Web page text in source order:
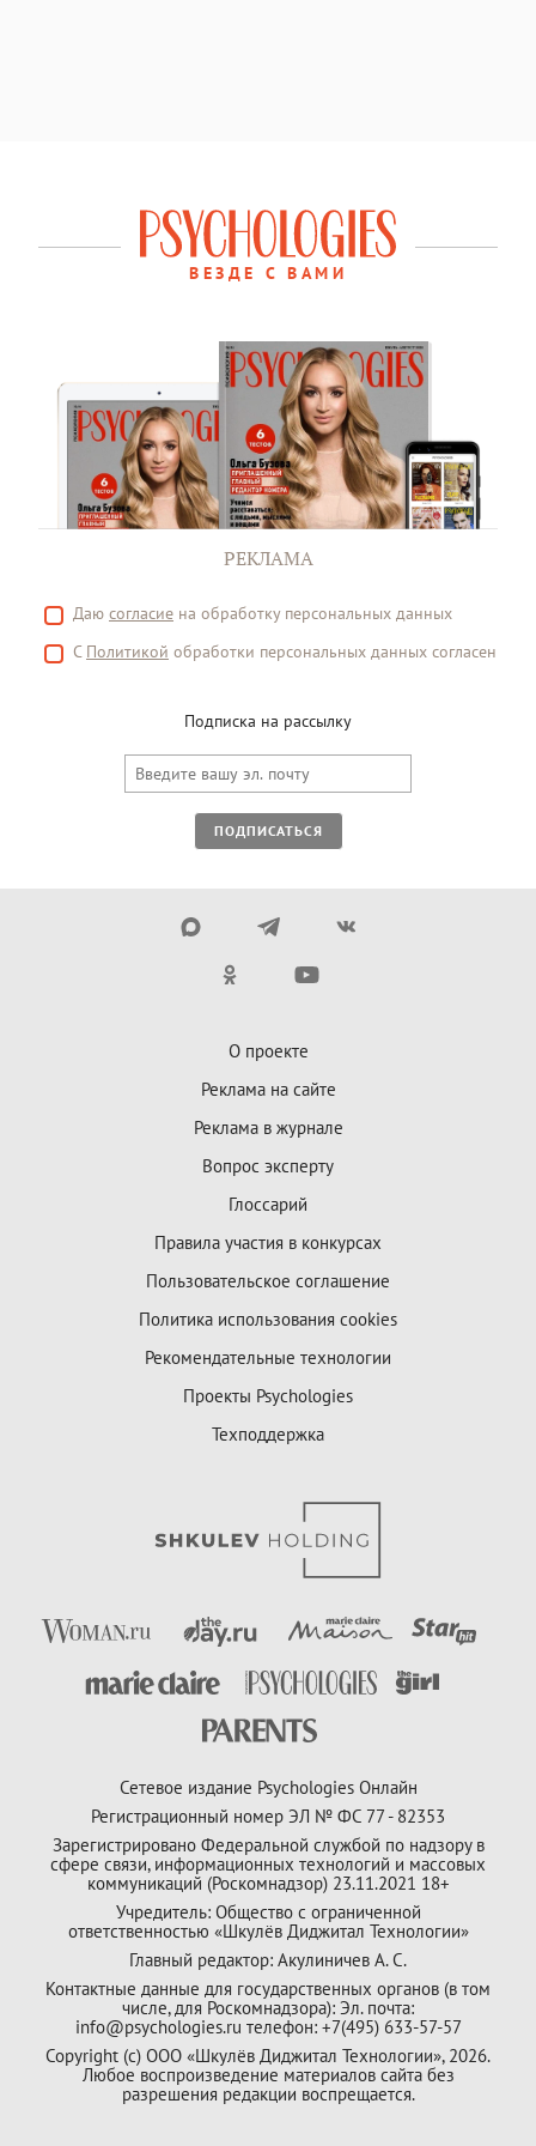
ВЕЗДЕ С ВАМИ
РЕКЛАМА
Даю согласие на обработку персональных данных
С Политикой обработки персональных данных согласен
Подписка на рассылку
ПОДПИСАТЬСЯ
О проекте
Реклама на сайте
Реклама в журнале
Вопрос эксперту
Глоссарий
Правила участия в конкурсах
Пользовательское соглашение
Политика использования cookies
Рекомендательные технологии
Проекты Psychologies
Техподдержка
Сетевое издание Psychologies Онлайн
Регистрационный номер ЭЛ № ФС 77 - 82353
Зарегистрировано Федеральной службой по надзору в
сфере связи, информационных технологий и массовых
коммуникаций (Роскомнадзор) 23.11.2021 18+
Учредитель: Общество с ограниченной
ответственностью «Шкулёв Диджитал Технологии»
Главный редактор: Акулиничев А. С.
Контактные данные для государственных органов (в том
числе, для Роскомнадзора): Эл. почта:
info@psychologies.ru телефон: +7(495) 633-57-57
Copyright (с) ООО «Шкулёв Диджитал Технологии», 2026.
Любое воспроизведение материалов сайта без
разрешения редакции воспрещается.